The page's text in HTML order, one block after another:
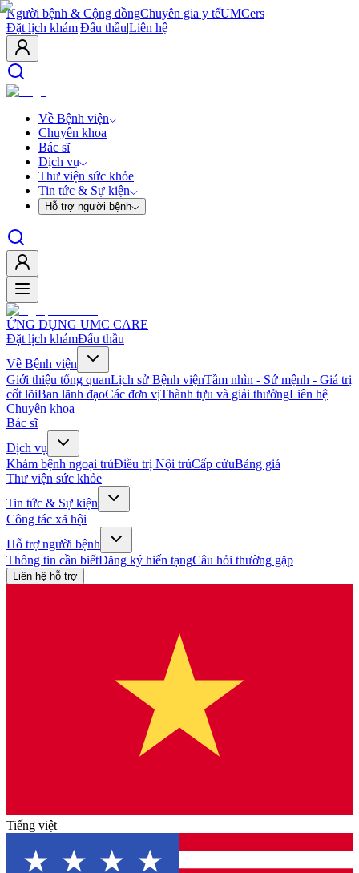
Người bệnh & Cộng đồngChuyên gia y tếUMCers
Đặt lịch khám|Đấu thầu|Liên hệ
Về Bệnh viện
Chuyên khoa
Bác sĩ
Dịch vụ
Thư viện sức khỏe
Tin tức & Sự kiện
Hỗ trợ người bệnh
ỨNG DỤNG UMC CARE
Đặt lịch khámĐấu thầu
Về Bệnh viện
Giới thiệu tổng quanLịch sử Bệnh việnTầm nhìn - Sứ mệnh - Giá trị
cốt lõiBan lãnh đạoCác đơn vịThành tựu và giải thưởngLiên hệ
Chuyên khoa
Bác sĩ
Dịch vụ
Khám bệnh ngoại trúĐiều trị Nội trúCấp cứuBảng giá
Thư viện sức khỏe
Tin tức & Sự kiện
Công tác xã hội
Hỗ trợ người bệnh
Thông tin cần biếtĐăng ký hiến tạngCâu hỏi thường gặp
Liên hệ hỗ trợ
Tiếng việt